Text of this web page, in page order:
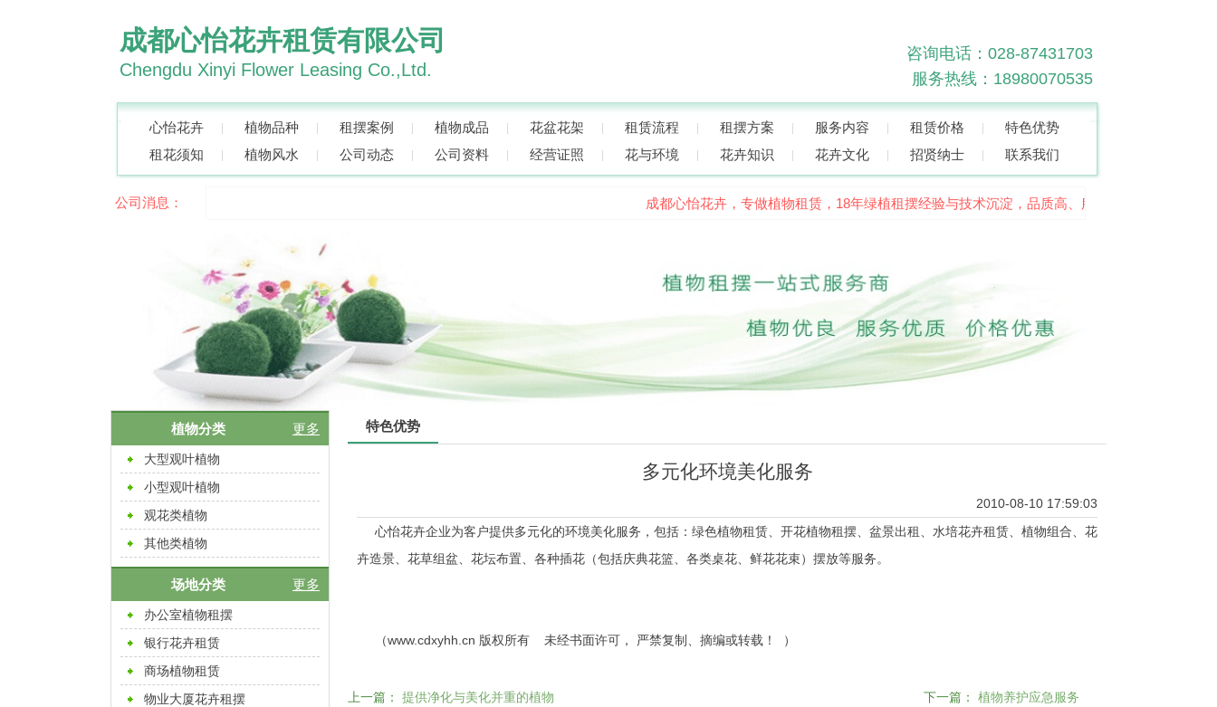
成都心怡花卉租赁有限公司
Chengdu Xinyi Flower Leasing Co.,Ltd.
咨询电话：028-87431703
服务热线：18980070535
心怡花卉 植物品种 租摆案例 植物成品 花盆花架 租赁流程 租摆方案 服务内容 租赁价格
特色优势
租花须知
植物风水 公司动态 公司资料 经营证照 花与环境 花卉知识 花卉文化 招贤纳士 联系我们
公司消息： 成都心怡花卉，专做植物租赁，18年绿植租摆经验与技术沉淀，品质高、服务好！欢迎来电咨询。
植物分类 更多
大型观叶植物
小型观叶植物
观花类植物
其他类植物
场地分类 更多
办公室植物租摆
银行花卉租赁
商场植物租赁
物业大厦花卉租摆
特色优势
多元化环境美化服务
2010-08-10 17:59:03
心怡花卉企业为客户提供多元化的环境美化服务，包括：绿色植物租赁、开花植物租摆、盆景出租、水培花卉租赁、植物组合、花
卉造景、花草组盆、花坛布置、各种插花（包括庆典花篮、各类桌花、鲜花花束）摆放等服务。
（www.cdxyhh.cn 版权所有 未经书面许可， 严禁复制、摘编或转载！ ）
上一篇： 提供净化与美化并重的植物 下一篇： 植物养护应急服务